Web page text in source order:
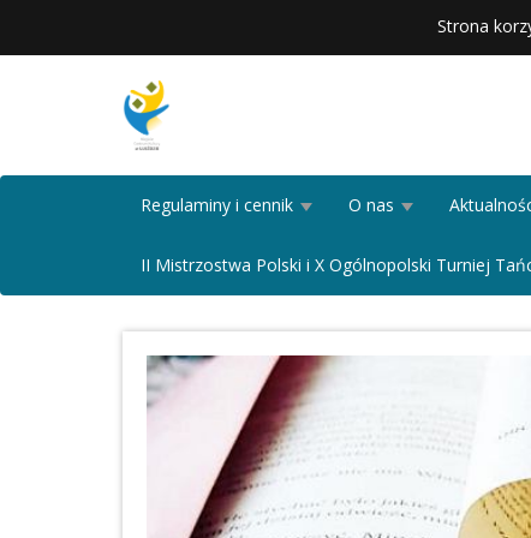
Strona
Regulaminy i cennik O nas
II Mistrzostwa Polski i X Ogólnopolski Turniej